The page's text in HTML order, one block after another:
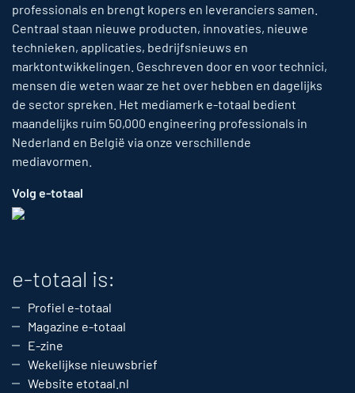
professionals en brengt kopers en leveranciers samen.
Centraal staan nieuwe producten, innovaties, nieuwe
technieken, applicaties, bedrijfsnieuws en
marktontwikkelingen. Geschreven door en voor technici,
mensen die weten waar ze het over hebben en dagelijks
de sector spreken. Het mediamerk e-totaal bedient
maandelijks ruim 50,000 engineering professionals in
Nederland en België via onze verschillende
mediavormen.
Volg e-totaal
e-totaal is:
Profiel e-totaal
Magazine e-totaal
E-zine
Wekelijkse nieuwsbrief
Website etotaal.nl